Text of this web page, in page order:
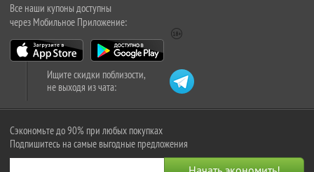
Все наши купоны доступны
через Мобильное Приложение:
Ищите скидки поблизости,
не выходя из чата:
Сэкономьте до 90% при любых покупках
Подпишитесь на самые выгодные предложения